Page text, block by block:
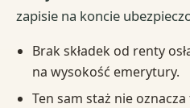
zapisie na koncie
Brak składek od renty
na wysokość emerytury.
Ten sam staż nie